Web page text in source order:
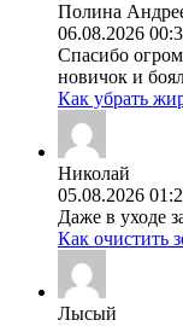
Полина
06.08.2026
Спасибо
новичок и
Как убрать
Николай
05.08.2026
Даже в уходе
Как очистить
Лысый